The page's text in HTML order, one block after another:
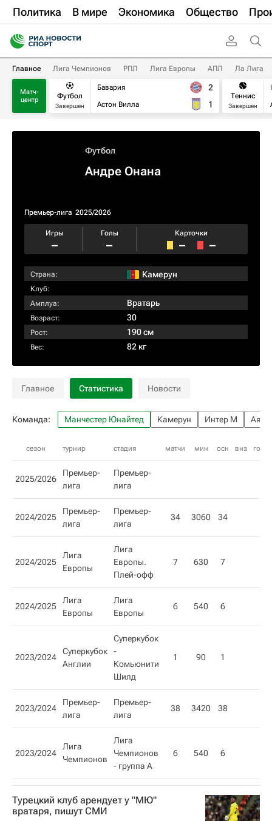
Политика В мире Экономика Общество
Главное Лига Чемпионов РПЛ Лига Европы АПЛ Ла Лига
Матч-
центр
Футбол
Завершен
Бавария
Астон Вилла
2
1
Теннис
Завершен
Футбол
Андре Онана
Премьер-лига 2025/2026
Игры
–
Голы
–
Карточки
– –
Страна: Камерун
Клуб:
Амплуа:
Вратарь
Возраст: 30
Рост: 190 см
Вес: 82 кг
Главное Статистика Новости
Команда: Манчестер Юнайтед Камерун Интер М Аякс
сезон турнир стадия матчи мин осн внз гол
2025/2026
Премьер-
лига
Премьер-
лига
2024/2025
Премьер-
лига
Премьер-
лига
34 3060 34
2024/2025
Лига
Европы
Лига
Европы.
Плей-офф
7 630 7
2024/2025
Лига
Европы
Лига
Европы
6 540 6
2023/2024
Суперкубок
Англии
Суперкубок
-
Комьюнити
Шилд
1 90 1
2023/2024
Премьер-
лига
Премьер-
лига
38 3420 38
2023/2024
Лига
Чемпионов
Лига
Чемпионов
- группа A
6 540 6
Турецкий клуб арендует у "МЮ"
вратаря, пишут СМИ